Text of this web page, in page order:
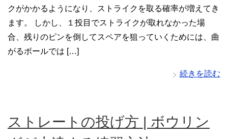
クがかかるようになり、ストライクを取る確率が増えてき
ます。 しかし、１投目でストライクが取れなかった場
合、残りのピンを倒してスペアを狙っていくためには、曲
がるボールでは […]
続きを読む
ストレートの投げ方 | ボウリン